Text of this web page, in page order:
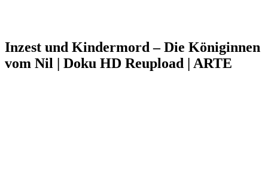
Inzest und Kindermord – Die Königinnen
vom Nil | Doku HD Reupload | ARTE